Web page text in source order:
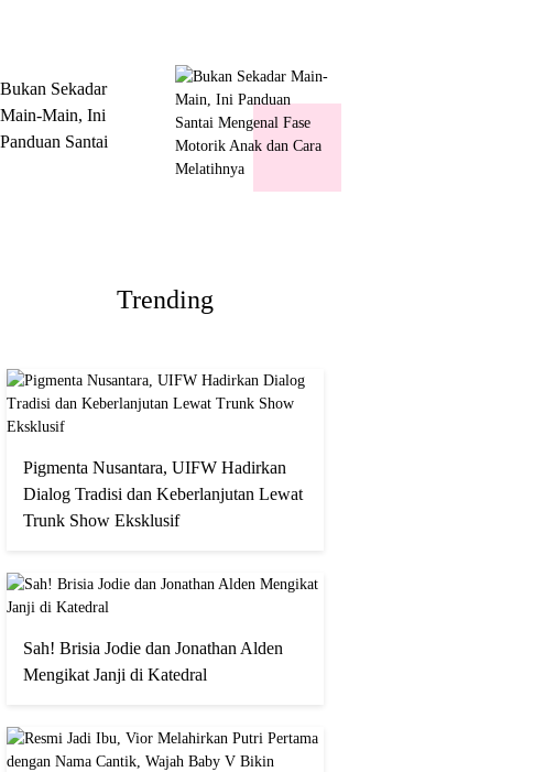
Bukan Sekadar
Main-Main, Ini
Panduan Santai
Trending
Pigmenta Nusantara, UIFW Hadirkan
Dialog Tradisi dan Keberlanjutan Lewat
Trunk Show Eksklusif
Sah! Brisia Jodie dan Jonathan Alden
Mengikat Janji di Katedral